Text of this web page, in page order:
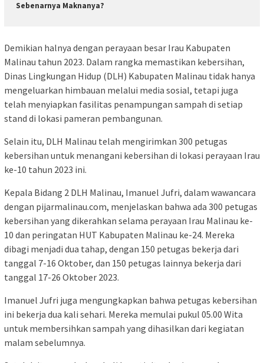
Sebenarnya Maknanya?
Demikian halnya dengan perayaan besar Irau Kabupaten
Malinau tahun 2023. Dalam rangka memastikan kebersihan,
Dinas Lingkungan Hidup (DLH) Kabupaten Malinau tidak hanya
mengeluarkan himbauan melalui media sosial, tetapi juga
telah menyiapkan fasilitas penampungan sampah di setiap
stand di lokasi pameran pembangunan.
Selain itu, DLH Malinau telah mengirimkan 300 petugas
kebersihan untuk menangani kebersihan di lokasi perayaan Irau
ke-10 tahun 2023 ini.
Kepala Bidang 2 DLH Malinau, Imanuel Jufri, dalam wawancara
dengan pijarmalinau.com, menjelaskan bahwa ada 300 petugas
kebersihan yang dikerahkan selama perayaan Irau Malinau ke-
10 dan peringatan HUT Kabupaten Malinau ke-24. Mereka
dibagi menjadi dua tahap, dengan 150 petugas bekerja dari
tanggal 7-16 Oktober, dan 150 petugas lainnya bekerja dari
tanggal 17-26 Oktober 2023.
Imanuel Jufri juga mengungkapkan bahwa petugas kebersihan
ini bekerja dua kali sehari. Mereka memulai pukul 05.00 Wita
untuk membersihkan sampah yang dihasilkan dari kegiatan
malam sebelumnya.